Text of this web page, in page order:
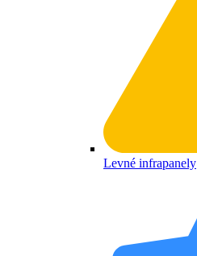
Levné infrapanely